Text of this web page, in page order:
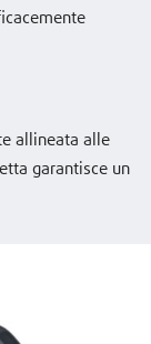
allineata alle
garantisce un